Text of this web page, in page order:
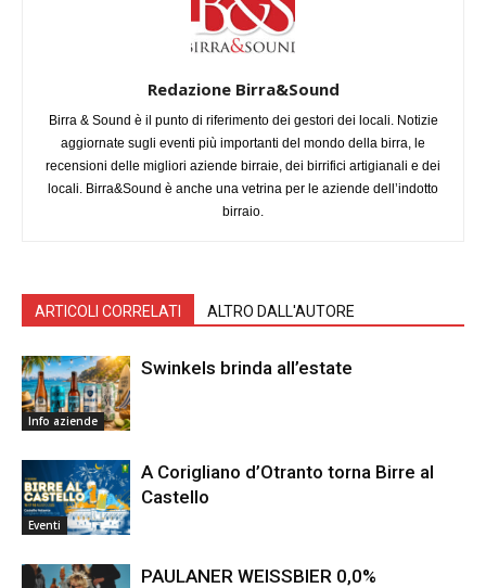
Redazione Birra&Sound
Birra & Sound è il punto di riferimento dei gestori dei locali. Notizie
aggiornate sugli eventi più importanti del mondo della birra, le
recensioni delle migliori aziende birraie, dei birrifici artigianali e dei
locali. Birra&Sound è anche una vetrina per le aziende dell’indotto
birraio.
ARTICOLI CORRELATI ALTRO DALL'AUTORE
Info aziende
Swinkels brinda all’estate
Eventi
A Corigliano d’Otranto torna Birre al
Castello
PAULANER WEISSBIER 0,0%